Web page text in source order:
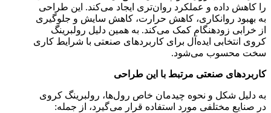
را کاهش داده و عملکرد روان‌تری ایجاد می‌کند. این طراحی
به بهبود روانکاری، کاهش حرارت، کاهش سایش و جلوگیری
از خرابی زودهنگام کمک می‌کند. به همین دلیل رولبرینگ
کروی انتخابی ایده‌آل برای کاربردهای صنعتی با شرایط کاری
سخت محسوب می‌شود.
کاربردهای صنعتی مرتبط با این طراحی
به دلیل شکل و نحوه چیدمان خاص رول‌ها، رولبرینگ کروی
در صنایع مختلفی مورد استفاده قرار می‌گیرد، از جمله: